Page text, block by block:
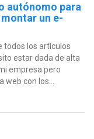
autónomo para
un e-
todos los artículos
estar dada de alta
empresa pero
web con los...